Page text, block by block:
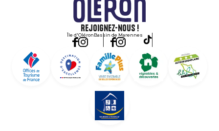
Rejoignez-nous !
Île d'OléronBassin de Marennes